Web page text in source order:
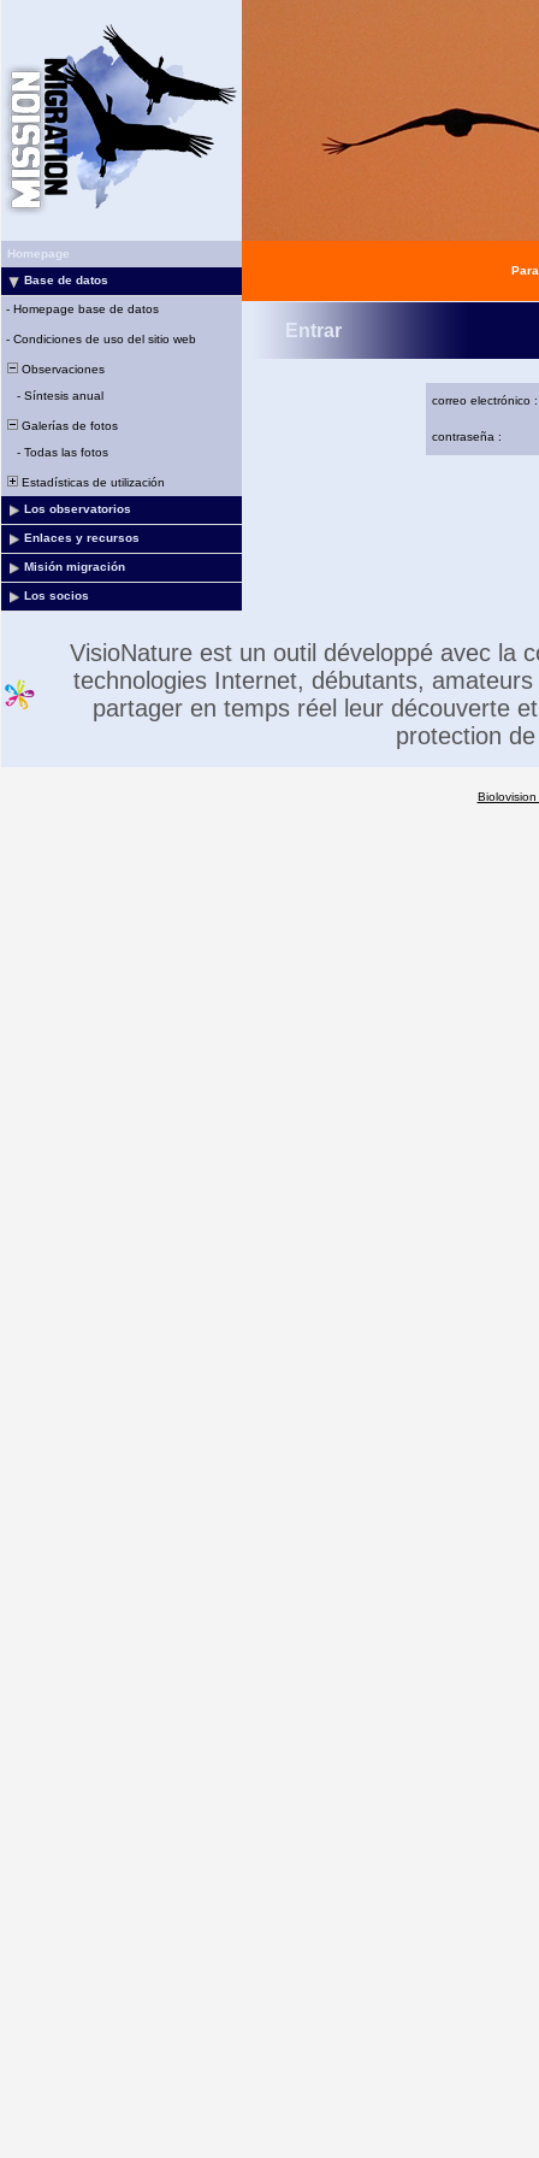
Homepage
Base de datos
- Homepage base de datos
- Condiciones de uso del sitio web
Observaciones
- Síntesis anual
Galerías de fotos
- Todas las fotos
Estadísticas de utilización
Los observatorios
Enlaces y recursos
Misión migración
Los socios
Entrar
correo electrónico :
contraseña :
VisioNature est un outil développé avec la
technologies Internet, débutants,
partager en temps réel leur découverte
protection
Biolovision